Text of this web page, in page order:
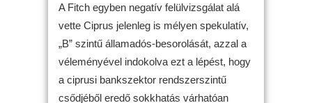
A Fitch egyben negatív felülvizsgálat alá
vette Ciprus jelenleg is mélyen spekulatív,
„B” szintű államadós-besorolását, azzal a
véleményével indokolva ezt a lépést, hogy
a ciprusi bankszektor rendszerszintű
csődjéből eredő sokkhatás várhatóan